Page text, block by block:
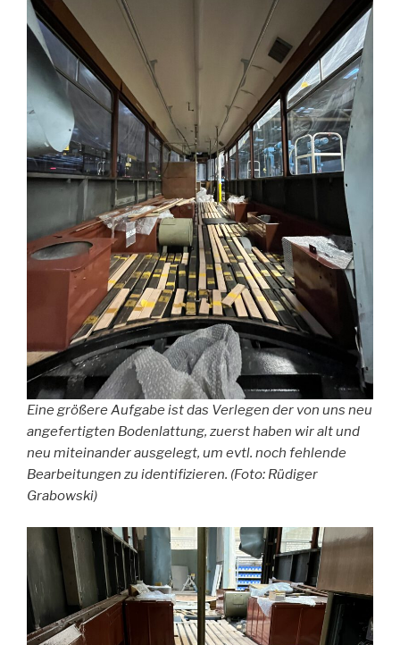
Eine größere Aufgabe ist das Verlegen der von uns neu
angefertigten Bodenlattung, zuerst haben wir alt und
neu miteinander ausgelegt, um evtl. noch fehlende
Bearbeitungen zu identifizieren. (Foto: Rüdiger
Grabowski)